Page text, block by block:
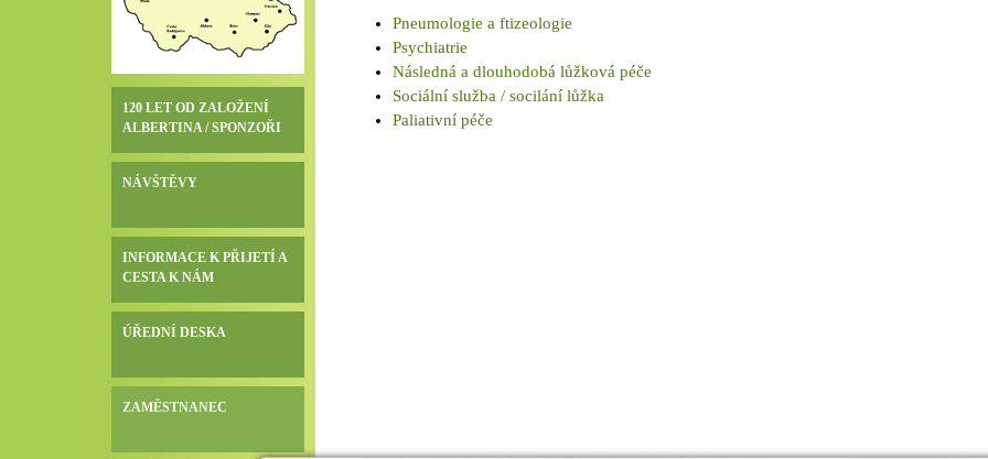
120 LET OD ZALOŽENÍ
ALBERTINA / SPONZOŘI
NÁVŠTĚVY
INFORMACE K PŘIJETÍ A
CESTA K NÁM
ÚŘEDNÍ DESKA
ZAMĚSTNANEC
Pneumologie a ftizeologie
Psychiatrie
Následná a dlouhodobá lůžková péče
Sociální služba / socilání lůžka
Paliativní péče